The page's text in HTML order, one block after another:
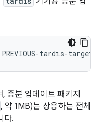
PREVIOUS-tardis-
증분 업데이트 패키지
, 약 1MB)는 상응하는 전체
다.